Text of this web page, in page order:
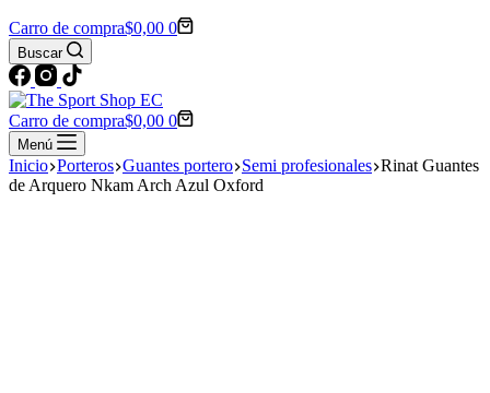
Carro de compra$0,00 0
Buscar
Carro de compra$0,00 0
Menú
Inicio Porteros Guantes portero Semi profesionales Rinat Guantes
de Arquero Nkam Arch Azul Oxford